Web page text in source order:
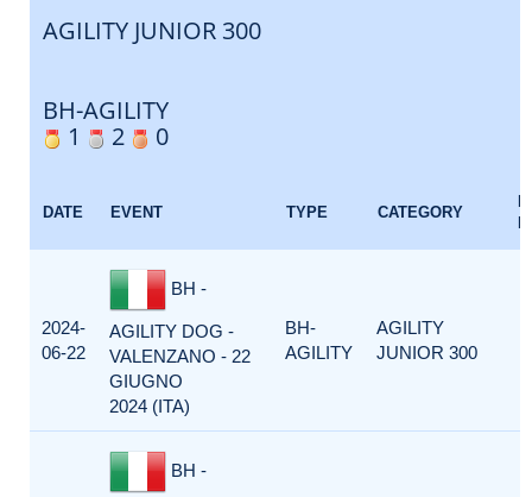
AGILITY JUNIOR 300
BH-AGILITY
1
2 0
DATE EVENT TYPE CATEGORY
2024-
06-22
BH -
AGILITY DOG -
VALENZANO - 22
GIUGNO
2024 (ITA)
BH-
AGILITY
AGILITY
JUNIOR 300
BH -